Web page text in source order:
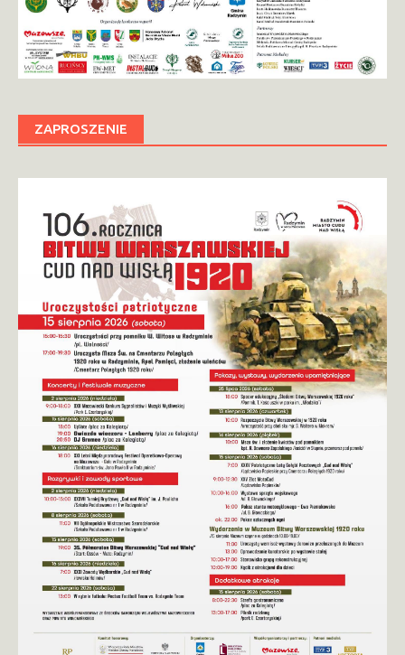
ZAPROSZENIE